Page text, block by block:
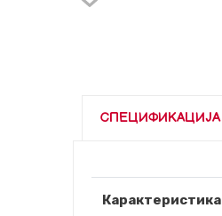
СПЕЦИФИКАЦИЈА
Карактеристика